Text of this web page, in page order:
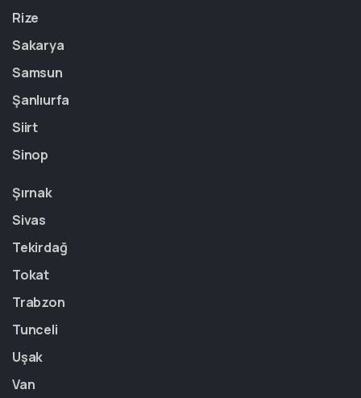
Rize
Sakarya
Samsun
Şanlıurfa
Siirt
Sinop
Şırnak
Sivas
Tekirdağ
Tokat
Trabzon
Tunceli
Uşak
Van